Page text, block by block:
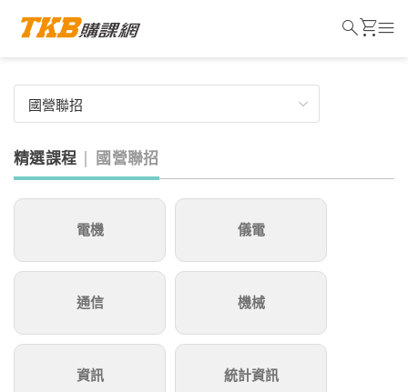
精選課程 國營聯招
電機 儀電
通信 機械
資訊 統計資訊
searchshopping_cartmenu